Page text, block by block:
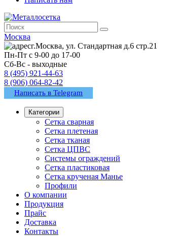
Москва
г.Москва, ул. Стандартная д.6 стр.21
Пн-Пт с 9-00 до 17-00
Сб-Вс - выходные
8 (495) 921-44-63
8 (906) 064-82-42
Написать в Telegram
Категории
Сетка сварная
Сетка плетеная
Сетка тканая
Сетка ЦПВС
Системы ограждений
Сетка пластиковая
Сетка крученая Манье
Профили
О компании
Продукция
Прайс
Доставка
Контакты